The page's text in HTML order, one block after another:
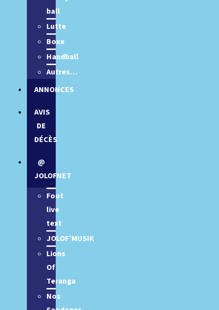
ball
Lutte
Boxe
Handball
Autres…
ANNONCES
AVIS
DE
DÉCÈS
@
JOLOFNET
Foot
live
text
JOLOF’MUSIK
Lions
Of
Teranga
Nos